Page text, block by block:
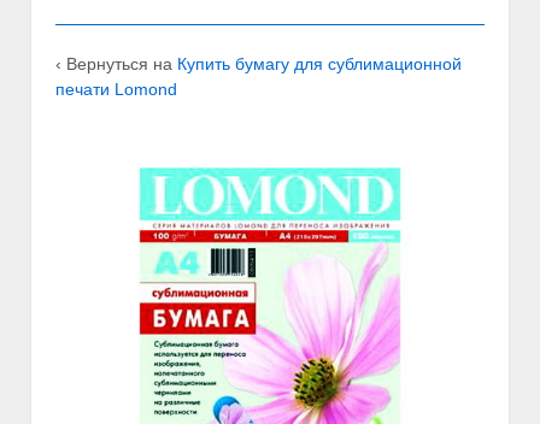
‹ Вернуться на Купить бумагу для сублимационной
печати Lomond